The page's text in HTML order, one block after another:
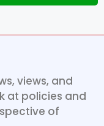
views, and
at policies and
of